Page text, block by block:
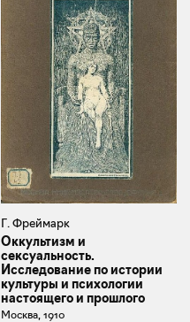
Г. Фреймарк
Оккультизм и
сексуальность.
Исследование по истории
культуры и психологии
настоящего и прошлого
Москва, 1910